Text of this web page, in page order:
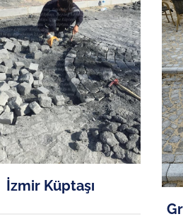
İzmir Küptaşı